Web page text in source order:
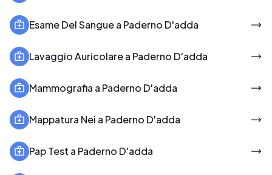
Esame Del Sangue a Paderno D'adda
Lavaggio Auricolare a Paderno D'adda
Mammografia a Paderno D'adda
Mappatura Nei a Paderno D'adda
Pap Test a Paderno D'adda